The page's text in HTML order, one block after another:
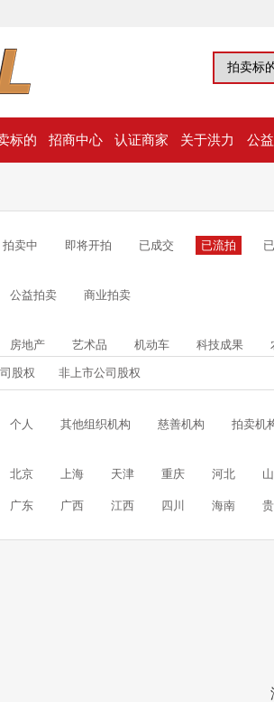
标的 招商中心 认证商家 关于洪力 公
拍卖中 即将开拍 已成交 已流拍
公益拍卖 商业拍卖
房地产 艺术品 机动车 科技成果
股权 非上市公司股权
个人 其他组织机构 慈善机构 拍卖机
北京 上海 天津 重庆 河北
广东 广西 江西 四川 海南